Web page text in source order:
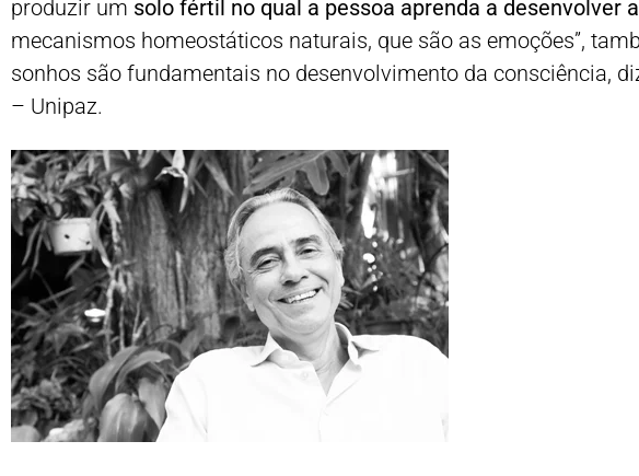
produzir um solo fértil no qual a pessoa aprenda a desenvolver
mecanismos homeostáticos naturais, que são as emoções”,
sonhos são fundamentais no desenvolvimento da consciência,
– Unipaz.